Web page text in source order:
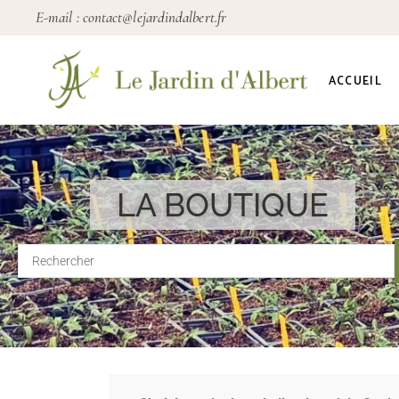
E-mail :contact@lejardindalbert.fr
ACCUEIL
LA BOUTIQUE